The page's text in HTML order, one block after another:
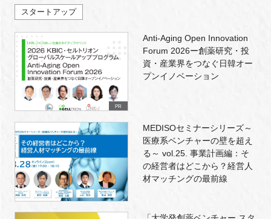
スタートアップ
PR
Anti-Aging Open Innovation
Forum 2026ー創薬研究・投
資・産業界をつなぐ日韓オー
プンイノベーション
MEDISOセミナーシリーズ～
医療系ベンチャーの壁を超え
る～ vol.25. 事業計画編：そ
の経営者はどこから？経営人
材マッチングの最前線